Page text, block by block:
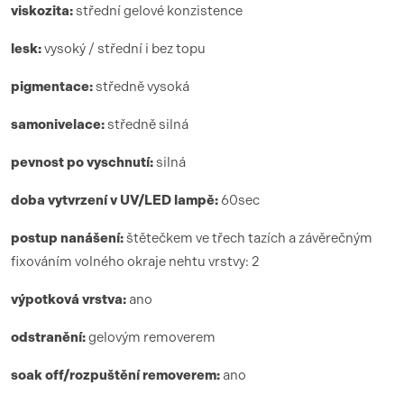
viskozita:střední gelové konzistence
lesk:vysoký / střední i bez topu
pigmentace:středně vysoká
samonivelace:středně silná
pevnost po vyschnutí:silná
doba vytvrzenív UV/LED lampě:60sec
postup nanášení:štětečkem ve třech tazích a závěrečným
fixováním volného okraje nehtu vrstvy: 2
výpotková vrstva: ano
odstranění:gelovým removerem
soak off/rozpuštění removerem: ano